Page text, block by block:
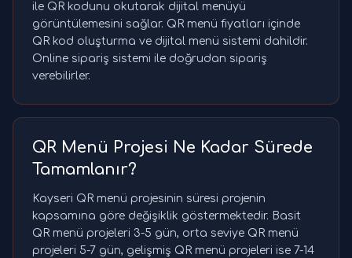
ile QR kodunu okutarak dijital menüyü
görüntülemesini sağlar. QR menü fiyatları içinde
QR kod oluşturma ve dijital menü sistemi dahildir.
Online sipariş sistemi ile doğrudan sipariş
verebilirler.
QR Menü Projesi Ne Kadar Sürede
Tamamlanır?
Kayseri QR menü projesinin süresi projenin
kapsamına göre değişiklik göstermektedir. Basit
QR menü projeleri 3-5 gün, orta seviye QR menü
projeleri 5-7 gün, gelişmiş QR menü projeleri ise 7-14